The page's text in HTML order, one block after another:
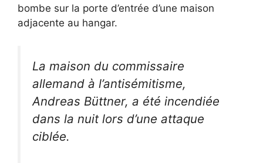
bombe sur la porte d’entrée d’une maison
adjacente au hangar.
La maison du commissaire
allemand à l’antisémitisme,
Andreas Büttner, a été incendiée
dans la nuit lors d’une attaque
ciblée.